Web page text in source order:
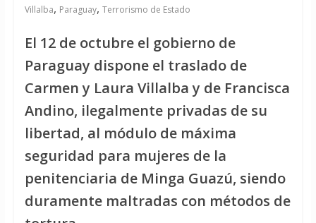
Villalba, Paraguay, Terrorismo de Estado
El 12 de octubre el gobierno de
Paraguay dispone el traslado de
Carmen y Laura Villalba y de Francisca
Andino, ilegalmente privadas de su
libertad, al módulo de máxima
seguridad para mujeres de la
penitenciaria de Minga Guazú, siendo
duramente maltradas con métodos de